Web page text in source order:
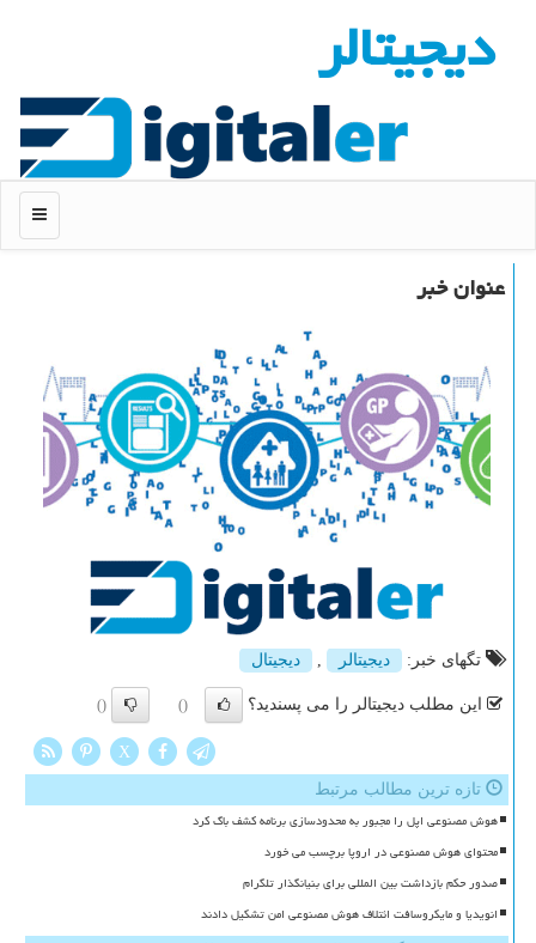
دیجیتالر
منو
عنوان خبر
تگهای خبر: دیجیتالر دیجیتال
این مطلب دیجیتالر را می پسندید؟ ()
()
X
تازه ترین مطالب مرتبط
هوش مصنوعی اپل را مجبور به محدودسازی برنامه کشف باگ کرد
محتوای هوش مصنوعی در اروپا برچسب می خورد
صدور حکم بازداشت بین المللی برای بنیانگذار تلگرام
انویدیا و مایکروسافت ائتلاف هوش مصنوعی امن تشکیل دادند